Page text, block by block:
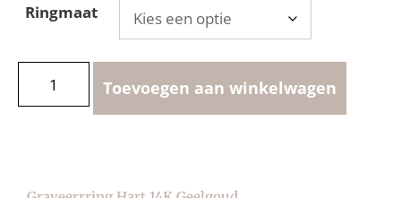
Ringmaat
Toevoegen aan winkelwagen